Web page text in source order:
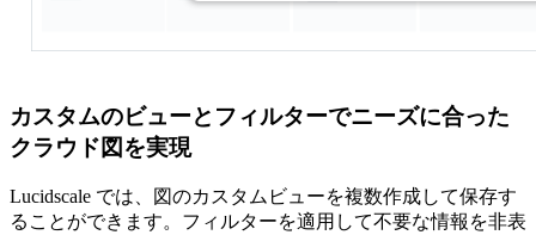
カスタムのビューとフィルターでニーズに合った
クラウド図を実現
Lucidscale では、図のカスタムビューを複数作成して保存す
ることができます。フィルターを適用して不要な情報を非表